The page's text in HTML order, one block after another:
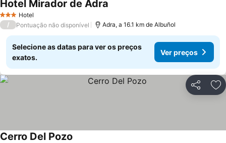
3 EstrelasHotel
Hotel Mirador de Adra
/ Pontuação não disponível Adra, a 16.1 km de Albuñol
Selecione as datas para ver os preços
exatos.
Ver preços
Partilhar
Cerro Del Pozo